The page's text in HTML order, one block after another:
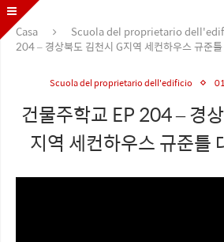
Casa Scuola del proprietario
204 – 경상북도 김천시 G지역 세컨하우스 규준
Scuola del proprietario dell'edificio
건물주학교 EP 204 – 경
지역 세컨하우스 규준틀